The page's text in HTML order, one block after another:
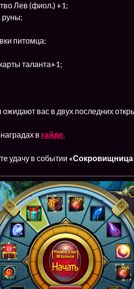
Лев (фиол.) +1;
руны;
питомца;
таланта+1;
вас в двух последних
в гайде.
удачу в событии «Сокровищница